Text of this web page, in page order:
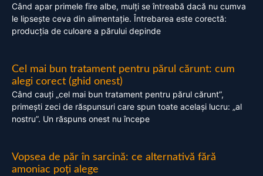
Când apar primele fire albe, mulți se întreabă dacă nu cumva
le lipsește ceva din alimentație. Întrebarea este corectă:
producția de culoare a părului depinde
Cel mai bun tratament pentru părul cărunt: cum
alegi corect (ghid onest)
Când cauți „cel mai bun tratament pentru părul cărunt”,
primești zeci de răspunsuri care spun toate același lucru: „al
nostru”. Un răspuns onest nu începe
Vopsea de păr în sarcină: ce alternativă fără
amoniac poți alege